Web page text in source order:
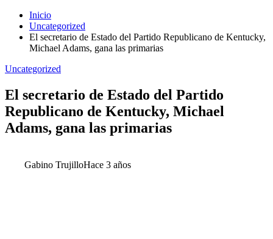
Inicio
Uncategorized
El secretario de Estado del Partido Republicano de Kentucky,
Michael Adams, gana las primarias
Uncategorized
El secretario de Estado del Partido
Republicano de Kentucky, Michael
Adams, gana las primarias
Gabino TrujilloHace 3 años